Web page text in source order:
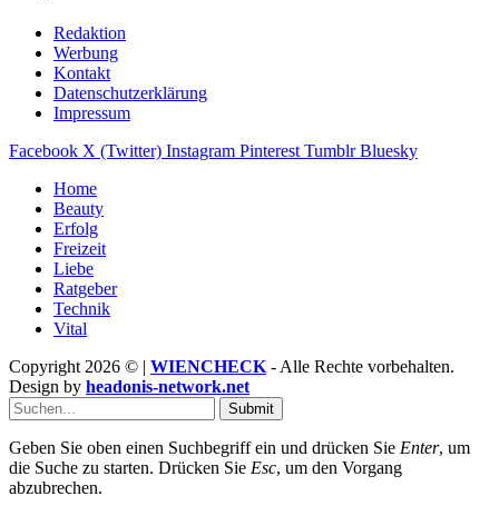
Redaktion
Werbung
Kontakt
Datenschutzerklärung
Impressum
Facebook X (Twitter) Instagram Pinterest Tumblr Bluesky
Home
Beauty
Erfolg
Freizeit
Liebe
Ratgeber
Technik
Vital
Copyright 2026 © | WIENCHECK - Alle Rechte vorbehalten.
Design by headonis-network.net
Submit
Geben Sie oben einen Suchbegriff ein und drücken Sie Enter, um
die Suche zu starten. Drücken Sie Esc, um den Vorgang
abzubrechen.